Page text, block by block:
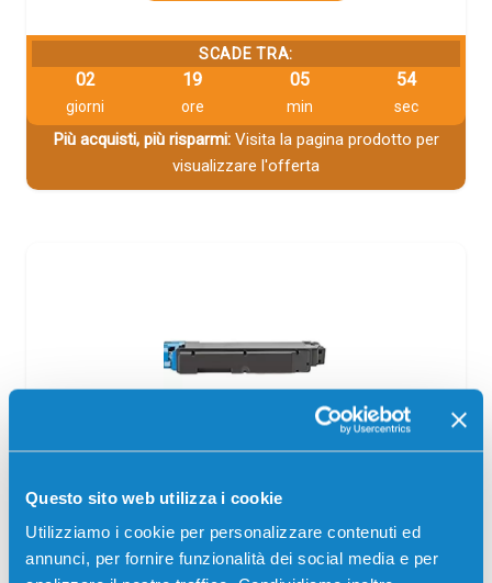
Questo sito web utilizza i cookie
Utilizziamo i cookie per personalizzare contenuti ed
annunci, per fornire funzionalità dei social media e per
SCADE TRA:
02
giorni
19
ore
05
min
54
sec
Più acquisti, più risparmi:Visita la pagina prodotto per
visualizzare l'offerta
Compatibile Ciano